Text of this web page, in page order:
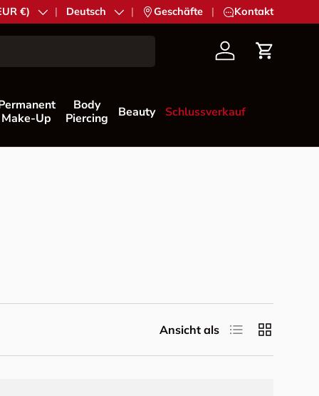
€) SpracheDeutsch | Geschäfte | Kontakt
Konto
Make-Up
Body
Piercing
Beauty Schlussverkauf
Ansicht als Produktliste